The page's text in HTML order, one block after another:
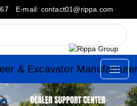
E-mail: contact01@rippa.com